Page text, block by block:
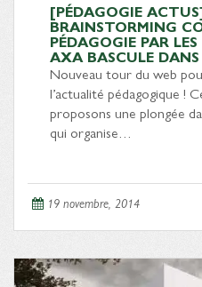
[PÉDAGOGIE
BRAINSTORMING
PÉDAGOGIE PAR
AXA BASCULE
Nouveau tour du web
l’actualité pédagogique !
proposons une plongée
qui organise…
19 novembre, 2014